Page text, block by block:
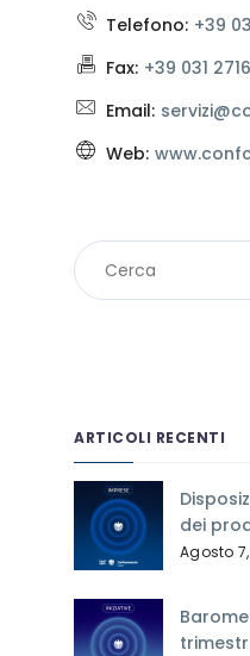
Telefono: +39
Fax: +39 031
Email:
Web:
ARTICOLI RECENTI
dei
Agosto